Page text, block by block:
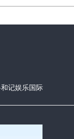
记娱乐国际